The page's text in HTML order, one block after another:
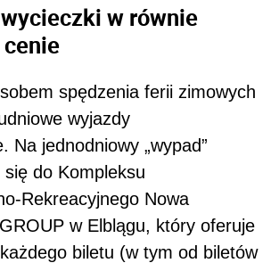
w równie
spędzenia ferii zimowych
wyjazdy
Na jednodniowy „wypad”
do Kompleksu
Rekreacyjnego Nowa
w Elblągu, który oferuje
biletu (w tym od biletów